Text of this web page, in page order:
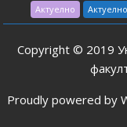
Актуелно
Copyright © 2019
Proudly powered by